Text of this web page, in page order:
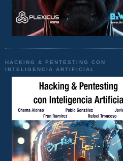
HACKING & PENTESTING CON
INTELIGENCIA ARTIFICIAL